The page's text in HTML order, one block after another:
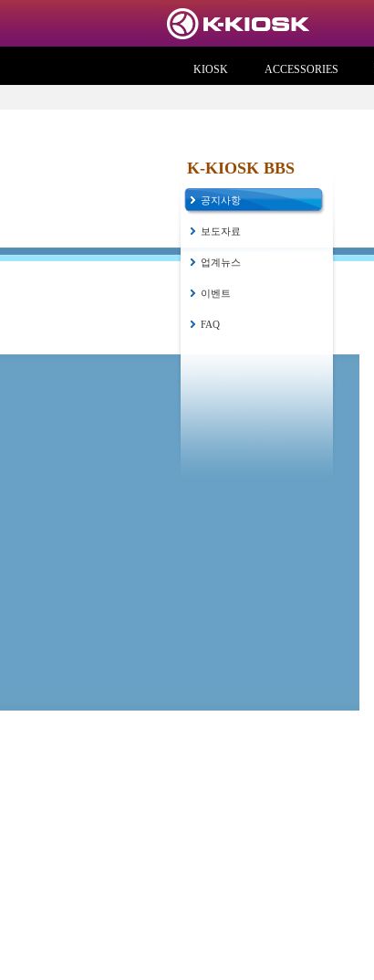
KIOSK ACCESSORIES
K-KIOSK BBS
공지사항
보도자료
업계뉴스
이벤트
FAQ